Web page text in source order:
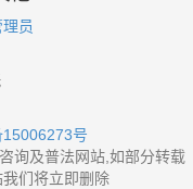
员
15006273号
询及普法网站,如部分转载
们将立即删除